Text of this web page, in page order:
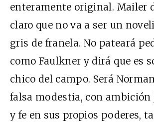
enteramente original. Mailer
claro que no va a ser un
gris de franela. No pateará
como Faulkner y dirá que es
chico del campo. Será
falsa modestia, con
y fe en sus propios poderes,